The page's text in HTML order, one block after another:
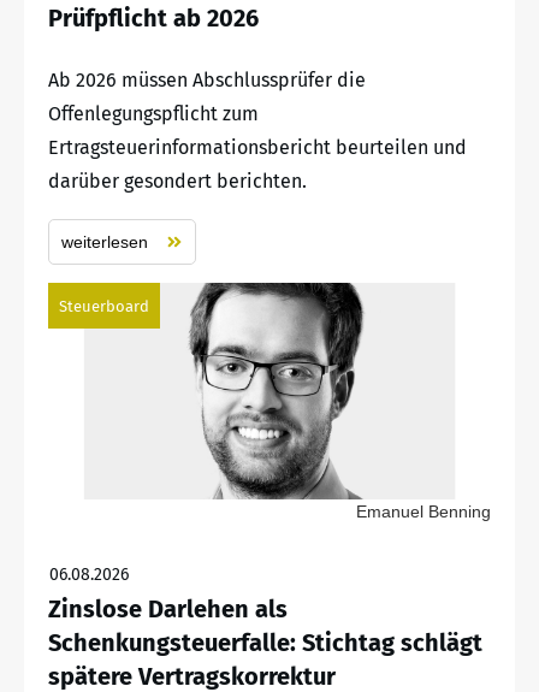
Prüfpflicht ab 2026
Ab 2026 müssen Abschlussprüfer die
Offenlegungspflicht zum
Ertragsteuerinformationsbericht beurteilen und
darüber gesondert berichten.
weiterlesen
Steuerboard
Emanuel Benning
06.08.2026
Zinslose Darlehen als
Schenkungsteuerfalle: Stichtag schlägt
spätere Vertragskorrektur